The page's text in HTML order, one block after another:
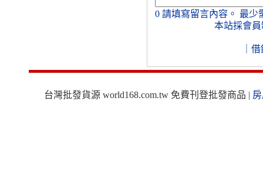
0 請填寫留言內容。 最少
本站採會員
借
台灣批發貨源 world168.com.tw 免費刊登批發商品 |